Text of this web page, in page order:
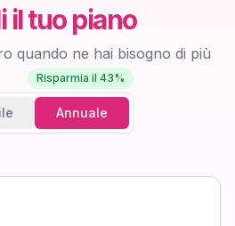
il tuo piano
quando ne hai bisogno di più
Risparmia il 43%
Annuale